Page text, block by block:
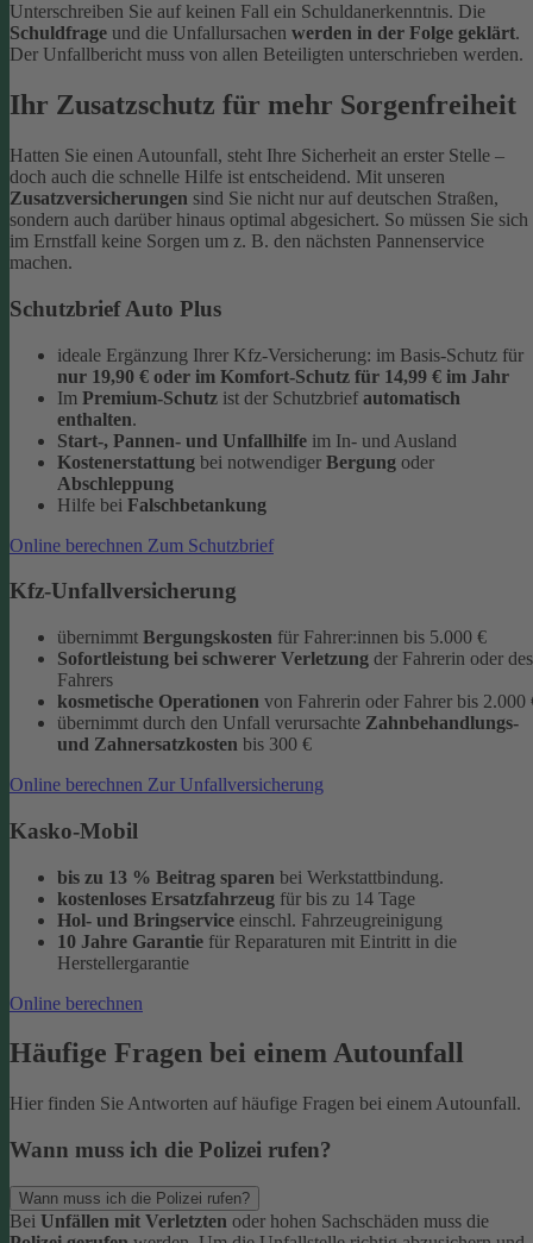
Unterschreiben Sie auf keinen Fall ein Schuldanerkenntnis. Die
Schuldfrage und die Unfallursachen werden in der Folge geklärt.
Der Unfallbericht muss von allen Beteiligten unterschrieben werden.
Ihr Zusatzschutz für mehr Sorgenfreiheit
Hatten Sie einen Autounfall, steht Ihre Sicherheit an erster Stelle –
doch auch die schnelle Hilfe ist entscheidend. Mit unseren
Zusatzversicherungen sind Sie nicht nur auf deutschen Straßen,
sondern auch darüber hinaus optimal abgesichert. So müssen Sie sich
im Ernstfall keine Sorgen um z. B. den nächsten Pannenservice
machen.
Schutzbrief Auto Plus
ideale Ergänzung Ihrer Kfz-Versicherung: im Basis-Schutz für
nur 19,90 € oder im Komfort-Schutz für 14,99 € im Jahr
Im Premium-Schutz ist der Schutzbrief automatisch
enthalten.
Start-, Pannen- und Unfallhilfe im In- und Ausland
Kostenerstattung bei notwendiger Bergung oder
Abschleppung
Hilfe bei Falschbetankung
Online berechnen Zum Schutzbrief
Kfz-Unfallversicherung
übernimmt Bergungskosten für Fahrer:innen bis 5.000 €
Sofortleistung bei schwerer Verletzung der Fahrerin oder des
Fahrers
kosmetische Operationen von Fahrerin oder Fahrer bis 2.000
übernimmt durch den Unfall verursachte Zahnbehandlungs-
und Zahnersatzkosten bis 300 €
Online berechnen Zur Unfallversicherung
Kasko-Mobil
bis zu 13 % Beitrag sparen bei Werkstattbindung.
kostenloses Ersatzfahrzeug für bis zu 14 Tage
Hol- und Bringservice einschl. Fahrzeugreinigung
10 Jahre Garantie für Reparaturen mit Eintritt in die
Herstellergarantie
Online berechnen
Häufige Fragen bei einem Autounfall
Hier finden Sie Antworten auf häufige Fragen bei einem Autounfall.
Wann muss ich die Polizei rufen?
Wann muss ich die Polizei rufen?
Bei Unfällen mit Verletzten oder hohen Sachschäden muss die